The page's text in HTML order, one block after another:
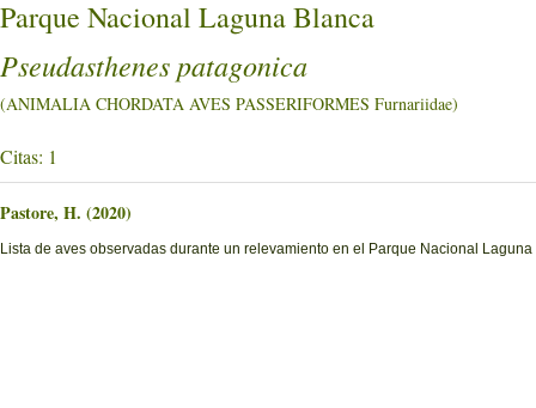
Parque Nacional Laguna Blanca
Pseudasthenes patagonica
(ANIMALIA CHORDATA AVES PASSERIFORMES Furnariidae)
Citas: 1
Pastore, H. (2020)
Lista de aves observadas durante un relevamiento en el Parque Nacional